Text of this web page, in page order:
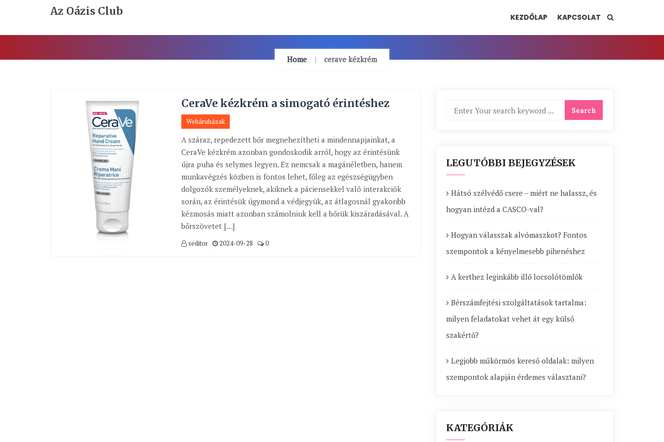
Az Oázis Club KEZDŐLAP KAPCSOLAT
Home cerave kézkrém
CeraVe kézkrém a simogató érintéshez
Webáruházak
A száraz, repedezett bőr megnehezítheti a mindennapjainkat, a
CeraVe kézkrém azonban gondoskodik arról, hogy az érintésünk
újra puha és selymes legyen. Ez nemcsak a magánéletben, hanem
munkavégzés közben is fontos lehet, főleg az egészségügyben
dolgozók személyeknek, akiknek a páciensekkel való interakciók
során, az érintésük úgymond a védjegyük, az átlagosnál gyakoribb
kézmosás miatt azonban számolniuk kell a bőrük kiszáradásával. A
bőrszövetet […]
seditor 2024-09-28 0
LEGUTÓBBI BEJEGYZÉSEK
Hátsó szélvédő csere – miért ne halassz, és
hogyan intézd a CASCO-val?
Hogyan válasszak alvómaszkot? Fontos
szempontok a kényelmesebb pihenéshez
A kerthez leginkább illő locsolótömlők
Bérszámfejtési szolgáltatások tartalma:
milyen feladatokat vehet át egy külső
szakértő?
Legjobb műkörmös kereső oldalak: milyen
szempontok alapján érdemes választani?
KATEGÓRIÁK